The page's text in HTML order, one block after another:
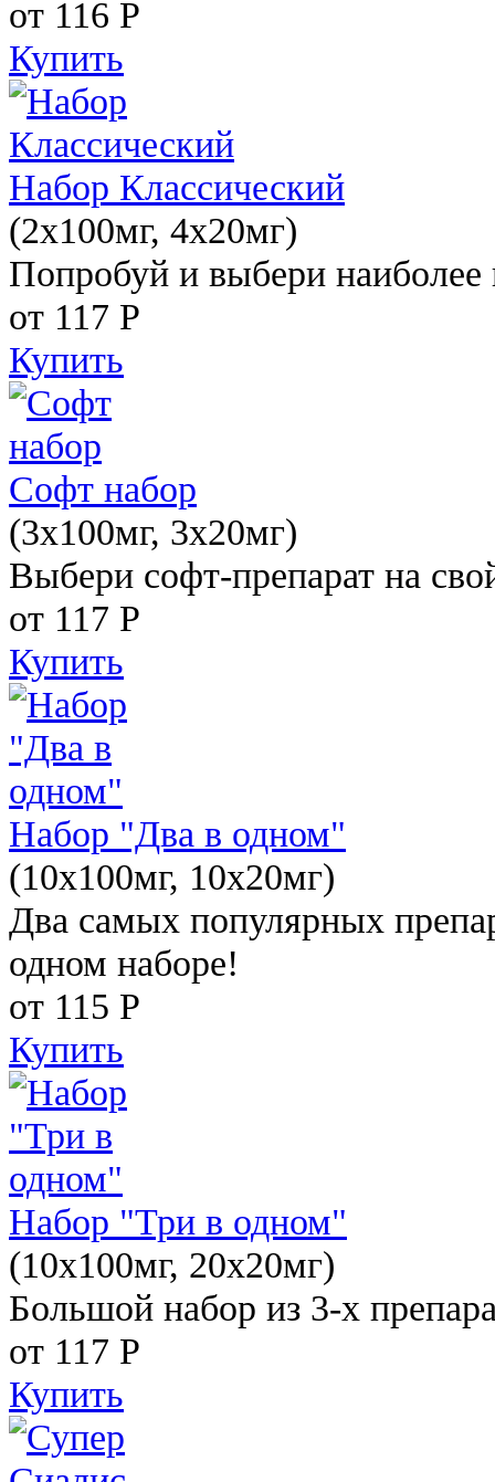
от 116 Р
Купить
Набор Классический
(2x100мг, 4x20мг)
Попробуй и выбери наиболее
от 117 Р
Купить
Софт набор
(3x100мг, 3x20мг)
Выбери софт-препарат на
от 117 Р
Купить
Набор "Два в одном"
(10x100мг, 10x20мг)
Два самых популярных
одном наборе!
от 115 Р
Купить
Набор "Три в одном"
(10x100мг, 20x20мг)
Большой набор из 3-х
от 117 Р
Купить